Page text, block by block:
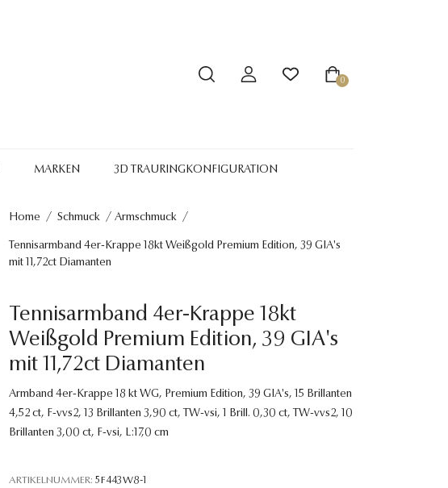
0
MARKEN 3D TRAURINGKONFIGURATION
Home / Schmuck / Armschmuck /
Tennisarmband 4er-Krappe 18kt Weißgold Premium Edition, 39 GIA's
mit 11,72ct Diamanten
Tennisarmband 4er-Krappe 18kt
Weißgold Premium Edition, 39 GIA's
mit 11,72ct Diamanten
Armband 4er-Krappe 18 kt WG, Premium Edition, 39 GIA's, 15 Brillanten
4,52 ct, F-vvs2, 13 Brillanten 3,90 ct, TW-vsi, 1 Brill. 0,30 ct, TW-vvs2, 10
Brillanten 3,00 ct, F-vsi, L:17,0 cm
ARTIKELNUMMER: 5F443W8-1